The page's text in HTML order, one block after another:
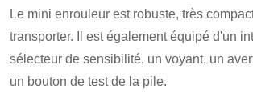
Le mini enrouleur est robuste, très
transporter. Il est également équipé d'un
sélecteur de sensibilité, un voyant, un
un bouton de test de la pile.